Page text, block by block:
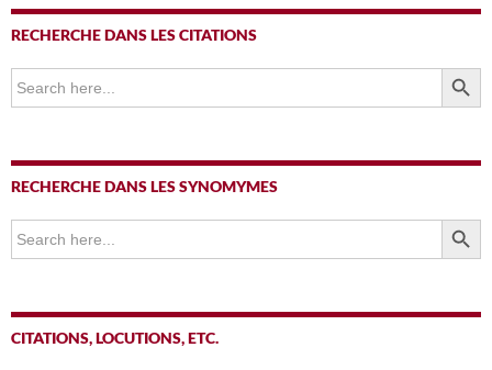
RECHERCHE DANS LES CITATIONS
Search
for:
SEARCH
RECHERCHE DANS LES SYNOMYMES
Search
for:
SEARCH
CITATIONS, LOCUTIONS, ETC.